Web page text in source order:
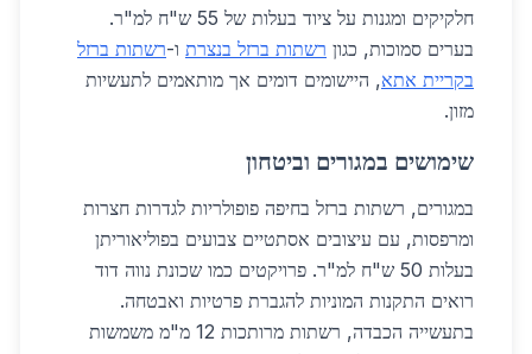
חלקיקים ומגנות על ציוד בעלות של 55 ש"ח למ"ר.
בערים סמוכות, כגון רשתות ברזל בנצרת ו-רשתות ברזל
בקריית אתא, היישומים דומים אך מותאמים לתעשיות
מזון.
שימושים במגורים וביטחון
במגורים, רשתות ברזל בחיפה פופולריות לגדרות חצרות
ומרפסות, עם עיצובים אסתטיים צבועים בפוליאוריתן
בעלות 50 ש"ח למ"ר. פרויקטים כמו שכונת נווה דוד
רואים התקנות המוניות להגברת פרטיות ואבטחה.
בתעשייה הכבדה, רשתות מרותכות 12 מ"מ משמשות